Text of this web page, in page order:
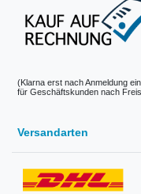
(Klarna erst nach Anmeldung
für Geschäftskunden nach
Versandarten